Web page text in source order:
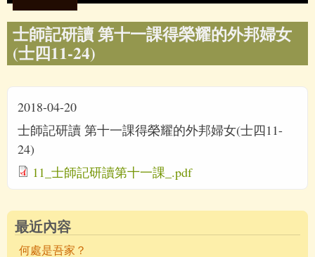
士師記研讀 第十一課得榮耀的外邦婦女
(士四11-24)
2018-04-20
士師記研讀 第十一課得榮耀的外邦婦女(士四11-
24)
11_士師記研讀第十一課_.pdf
最近內容
何處是吾家？